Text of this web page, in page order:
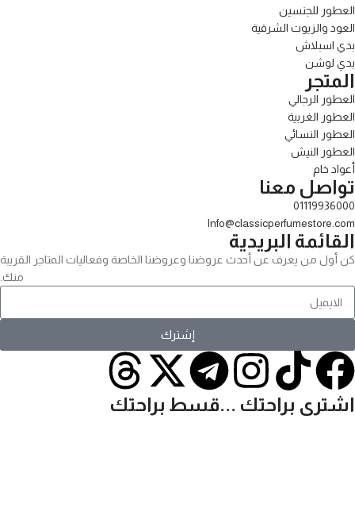
العطور للجنسين
العود والزيوت الشرقية
بدي اسبلاش
بدي لوشن
المتجر
العطور الرجالي
العطور الغربية
العطور النسائي
العطور النيش
أعواد خام
تواصل معنا
01119936000
Info@classicperfumestore.com
القائمة البريدية
كن أول من يعرف عن أحدث عروضنا وعروضنا الخاصة وفعاليات المتاجر القريبة
منك.
إشترك
اشترى براحتك ...قسط براحتك